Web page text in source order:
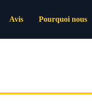
Avis Pourquoi nous